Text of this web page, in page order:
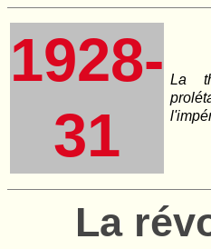
1928-
31
La
La